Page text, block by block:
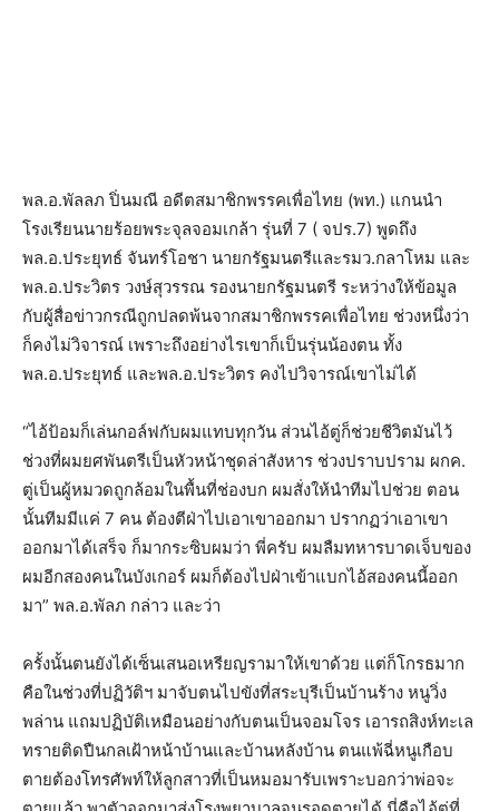
พล.อ.พัลลภ ปิ่นมณี อดีตสมาชิกพรรคเพื่อไทย (พท.) แกนนำ
โรงเรียนนายร้อยพระจุลจอมเกล้า รุ่นที่ 7 ( จปร.7) พูดถึง
พล.อ.ประยุทธ์ จันทร์โอชา นายกรัฐมนตรีและรมว.กลาโหม และ
พล.อ.ประวิตร วงษ์สุวรรณ รองนายกรัฐมนตรี ระหว่างให้ข้อมูล
กับผู้สื่อข่าวกรณีถูกปลดพ้นจากสมาชิกพรรคเพื่อไทย ช่วงหนึ่งว่า
ก็คงไม่วิจารณ์ เพราะถึงอย่างไรเขาก็เป็นรุ่นน้องตน ทั้ง
พล.อ.ประยุทธ์ และพล.อ.ประวิตร คงไปวิจารณ์เขาไม่ได้
“ไอ้ป้อมก็เล่นกอล์ฟกับผมแทบทุกวัน ส่วนไอ้ตู่ก็ช่วยชีวิตมันไว้
ช่วงที่ผมยศพันตรีเป็นหัวหน้าชุดล่าสังหาร ช่วงปราบปราม ผกค.
ตู่เป็นผู้หมวดถูกล้อมในพื้นที่ช่องบก ผมสั่งให้นำทีมไปช่วย ตอน
นั้นทีมมีแค่ 7 คน ต้องตีฝ่าไปเอาเขาออกมา ปรากฏว่าเอาเขา
ออกมาได้เสร็จ ก็มากระซิบผมว่า พี่ครับ ผมลืมทหารบาดเจ็บของ
ผมอีกสองคนในบังเกอร์ ผมก็ต้องไปฝ่าเข้าแบกไอ้สองคนนี้ออก
มา” พล.อ.พัลภ กล่าว และว่า
ครั้งนั้นตนยังได้เซ็นเสนอเหรียญรามาให้เขาด้วย แต่ก็โกรธมาก
คือในช่วงที่ปฏิวัติฯ มาจับตนไปขังที่สระบุรีเป็นบ้านร้าง หนูวิ่ง
พล่าน แถมปฏิบัติเหมือนอย่างกับตนเป็นจอมโจร เอารถสิงห์ทะเล
ทรายติดปืนกลเฝ้าหน้าบ้านและบ้านหลังบ้าน ตนแพ้ฉี่หนูเกือบ
ตายต้องโทรศัพท์ให้ลูกสาวที่เป็นหมอมารับเพราะบอกว่าพ่อจะ